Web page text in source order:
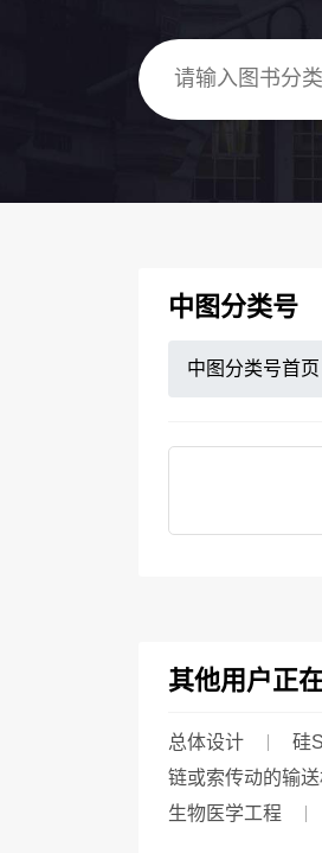
中图分类号
中图分类号首页
其他用户正
总体设计 硅
链或索传动的输
生物医学工程